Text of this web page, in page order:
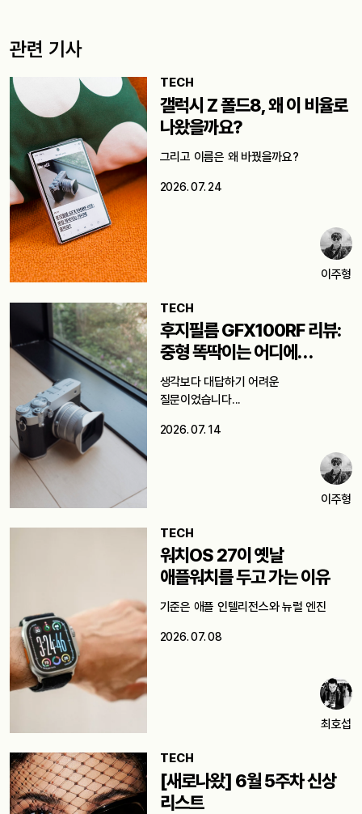
관련 기사
TECH
갤럭시 Z 폴드8, 왜 이 비율로
나왔을까요?
그리고 이름은 왜 바꿨을까요?
2026. 07. 24
이주형
TECH
후지필름 GFX100RF 리뷰:
중형 똑딱이는 어디에
쓸까요?
생각보다 대답하기 어려운
질문이었습니다...
2026. 07. 14
이주형
TECH
워치OS 27이 옛날
애플워치를 두고 가는 이유
기준은 애플 인텔리전스와 뉴럴 엔진
2026. 07. 08
최호섭
TECH
[새로나왔] 6월 5주차 신상
리스트